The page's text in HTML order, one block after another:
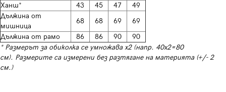
Ханш*
43 45 47
49
Дължина от
мишница
68 68 69
69
Дължина от рамо
86 86 90
90
* Размерът за обиколка се умножава х2 (напр. 40х2=80
см). Размерите са измерени без разтягане на материята (+/- 2
см.)